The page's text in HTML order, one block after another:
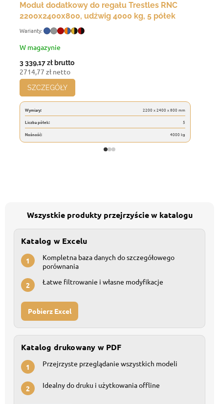
Moduł dodatkowy do regału Trestles RNC
2200x2400x800, udźwig 4000 kg, 5 półek
W magazynie
3 339,17 zł brutto
2714,77 zł netto
SZCZEGÓŁY
Wymiary:
2200 x 2400 x 800 mm
Liczba półek:
5
Nośność:
4000 kg
Wszystkie produkty przejrzyście w katalogu
Katalog w Excelu
1
Kompletna baza danych do szczegółowego
porównania
2 Łatwe filtrowanie i własne modyfikacje
Pobierz Excel
Katalog drukowany w PDF
1 Przejrzyste przeglądanie wszystkich modeli
2 Idealny do druku i użytkowania offline